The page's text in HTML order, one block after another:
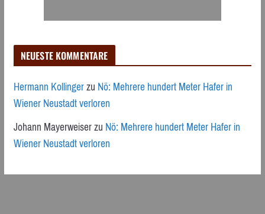
NEUESTE KOMMENTARE
Hermann KollingerzuNö: Mehrere hundert Meter Hafer in
Wiener Neustadt verloren
Johann MayerweiserzuNö: Mehrere hundert Meter Hafer in
Wiener Neustadt verloren